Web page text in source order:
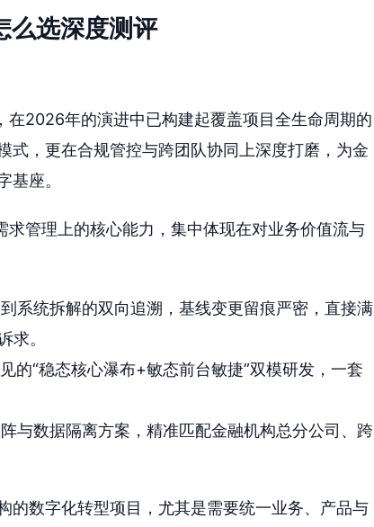
么选深度测评
在2026年的演进中已构建起覆盖项目全生命周期的
式，更在合规管控与跨团队协同上深度打磨，为金
基座。
求管理上的核心能力，集中体现在对业务价值流与
系统拆解的双向追溯，基线变更留痕严密，直接满
求。
的“稳态核心瀑布+敏态前台敏捷”双模研发，一套
与数据隔离方案，精准匹配金融机构总分公司、跨
的数字化转型项目，尤其是需要统一业务、产品与